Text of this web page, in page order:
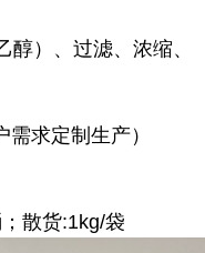
）、过滤、浓缩、
求定制生产）
散货:1kg/袋